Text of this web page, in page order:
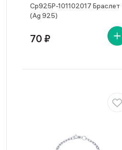
Ср925Р-101102017 Браслет
(Ag 925)
70 ₽